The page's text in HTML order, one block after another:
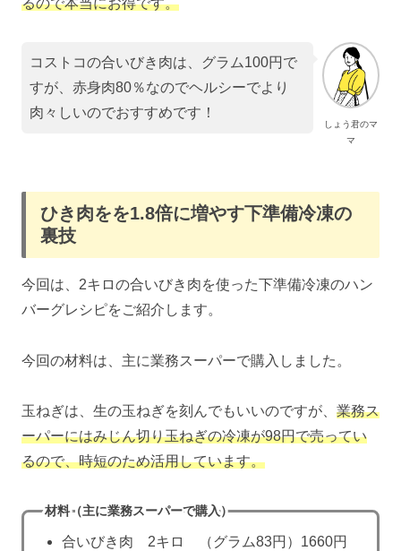
るので本当にお得です。
しょう君のマ
マ
コストコの合いびき肉は、グラム100円で
すが、赤身肉80％なのでヘルシーでより
肉々しいのでおすすめです！
ひき肉をを1.8倍に増やす下準備冷凍の
裏技
今回は、2キロの合いびき肉を使った下準備冷凍のハン
バーグレシピをご紹介します。
今回の材料は、主に業務スーパーで購入しました。
玉ねぎは、生の玉ねぎを刻んでもいいのですが、 業務ス
ーパーにはみじん切り玉ねぎの冷凍が98円で売ってい
るので、時短のため活用しています。
材料（主に業務スーパーで購入）
合いびき肉 2キロ （グラム83円）1660円